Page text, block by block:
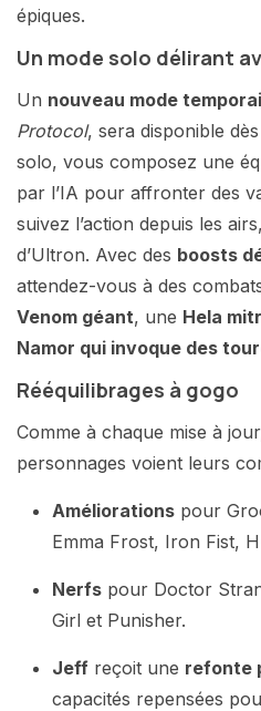
épiques.
Un mode solo délirant
Un nouveau mode
Protocol, sera disponible
solo, vous composez une
par l’IA pour affronter des
suivez l’action depuis les
d’Ultron. Avec des boosts
attendez-vous à des
Venom géant, une Hela
Namor qui invoque des
Rééquilibrages à gogo
Comme à chaque mise à
personnages voient leurs
Améliorations pour
Emma Frost, Iron Fist,
Nerfs pour Doctor
Girl et Punisher.
Jeff reçoit une refonte
capacités repensées